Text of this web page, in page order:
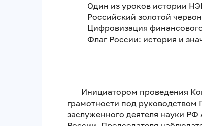
Один из уроков истории
Российский золотой
Цифровизация
Флаг России: история и
Инициатором проведения
грамотности под руководством
заслуженного деятеля науки